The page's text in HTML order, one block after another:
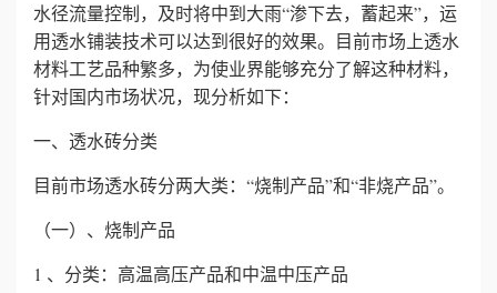
们
产
水径流量控制，及时将中到大雨“渗下去，蓄起来”，运
用透水铺装技术可以达到很好的效果。目前市场上透水
材料工艺品种繁多，为使业界能够充分了解这种材料，
针对国内市场状况，现分析如下：
一、透水砖分类
目前市场透水砖分两大类：“烧制产品”和“非烧产品”。
（一）、烧制产品
1 、分类：高温高压产品和中温中压产品